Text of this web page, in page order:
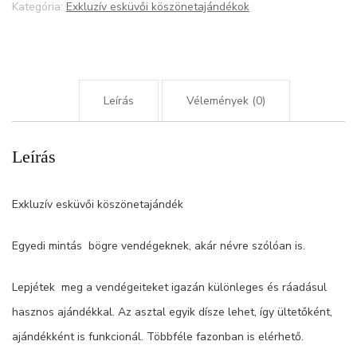
leveles
Kategória: Exkluzív esküvői köszönetajándékok
Leírás Vélemények (0)
Leírás
Exkluzív esküvői köszönetajándék
Egyedi mintás bögre vendégeknek, akár névre szólóan is.
Lepjétek meg a vendégeiteket igazán különleges és ráadásul
hasznos ajándékkal. Az asztal egyik dísze lehet, így ültetőként,
ajándékként is funkcionál. Többféle fazonban is elérhető.